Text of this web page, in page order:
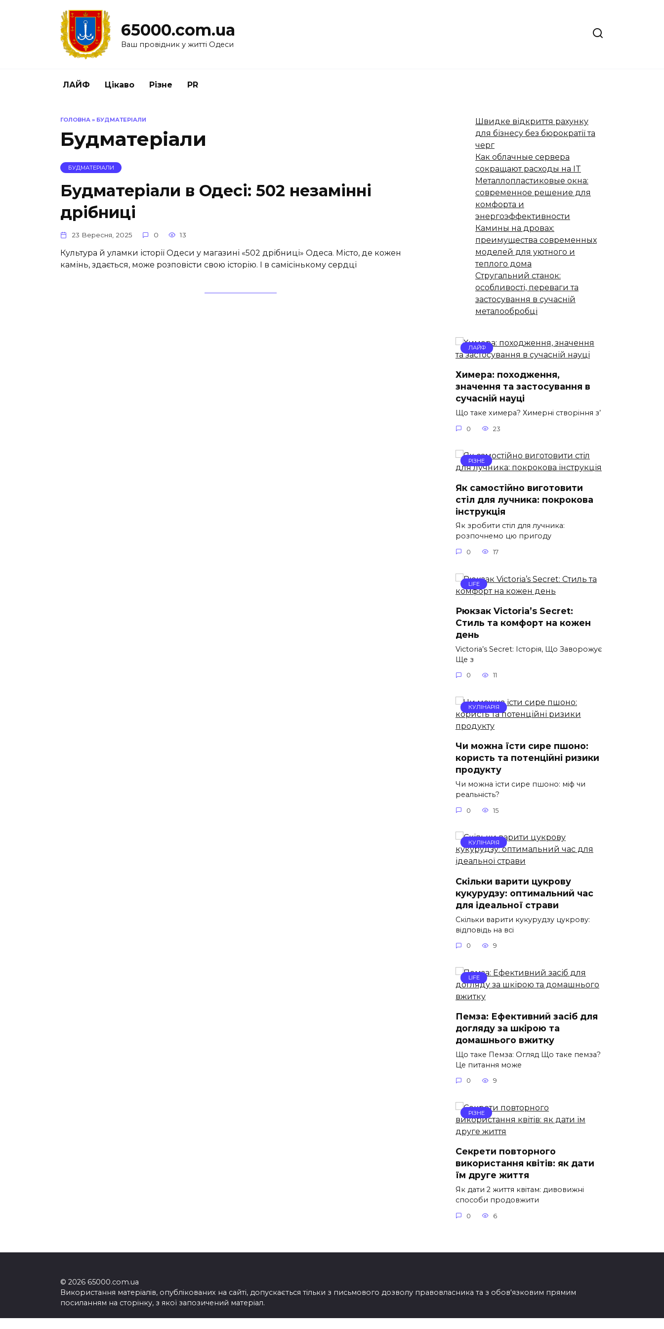
65000.com.ua
Ваш провідник у житті Одеси
ЛАЙФ Цікаво Різне PR
ГОЛОВНА » БУДМАТЕРІАЛИ
Будматеріали
БУДМАТЕРІАЛИ
Будматеріали в Одесі: 502 незамінні
дрібниці
23 Вересня, 2025 0 13
Культура й уламки історії Одеси у магазині «502 дрібниці» Одеса. Місто, де кожен
камінь, здається, може розповісти свою історію. І в самісінькому сердці
Швидке відкриття рахунку
для бізнесу без бюрократії та
черг
Как облачные сервера
сокращают расходы на IT
Металлопластиковые окна:
современное решение для
комфорта и
энергоэффективности
Камины на дровах:
преимущества современных
моделей для уютного и
теплого дома
Стругальний станок:
особливості, переваги та
застосування в сучасній
металообробці
ЛАЙФ
Химера: походження,
значення та застосування в
сучасній науці
Що таке химера? Химерні створіння з’
0 23
РІЗНЕ
Як самостійно виготовити
стіл для лучника: покрокова
інструкція
Як зробити стіл для лучника:
розпочнемо цю пригоду
0 17
LIFE
Рюкзак Victoria’s Secret:
Стиль та комфорт на кожен
день
Victoria’s Secret: Історія, Що Заворожує
Ще з
0 11
КУЛІНАРІЯ
Чи можна їсти сире пшоно:
користь та потенційні ризики
продукту
Чи можна їсти сире пшоно: міф чи
реальність?
0 15
КУЛІНАРІЯ
Скільки варити цукрову
кукурудзу: оптимальний час
для ідеальної страви
Скільки варити кукурудзу цукрову:
відповідь на всі
0 9
LIFE
Пемза: Ефективний засіб для
догляду за шкірою та
домашнього вжитку
Що таке Пемза: Огляд Що таке пемза?
Це питання може
0 9
РІЗНЕ
Секрети повторного
використання квітів: як дати
їм друге життя
Як дати 2 життя квітам: дивовижні
способи продовжити
0 6
© 2026 65000.com.ua
Використання матеріалів, опублікованих на сайті, допускається тільки з письмового дозволу правовласника та з обов'язковим прямим
посиланням на сторінку, з якої запозичений матеріал.